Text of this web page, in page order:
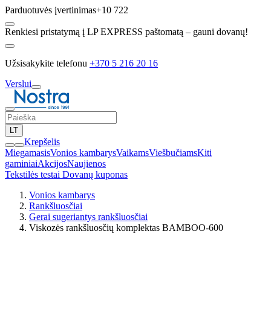
Parduotuvės įvertinimas+10 722
Renkiesi pristatymą į LP EXPRESS paštomatą – gauni dovanų!
Užsisakykite telefonu +370 5 216 20 16
Verslui
LT
Krepšelis
MiegamasisVonios kambarysVaikamsViešbučiamsKiti
gaminiaiAkcijosNaujienos
Tekstilės testai Dovanų kuponas
Vonios kambarys
Rankšluosčiai
Gerai sugeriantys rankšluosčiai
Viskozės rankšluosčių komplektas BAMBOO-600